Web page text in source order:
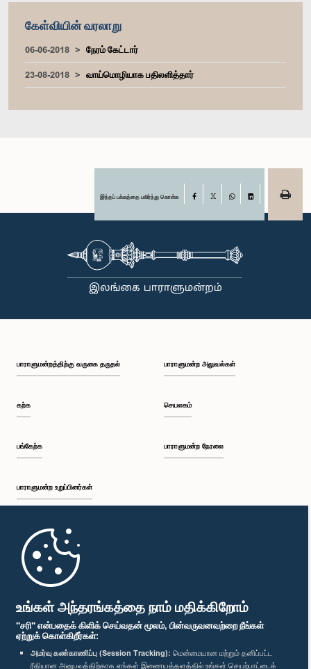
உங்கள் அந்தரங்கத்தை நாம் மதிக்கிறோம்
"சரி" என்பதைக் கிளிக் செய்வதன் மூலம், பின்வருவனவற்றை நீங்கள்
ஏற்றுக் கொள்கிறீர்கள்:
அமர்வு கண்காணிப்பு (Session Tracking): மென்மையான மற்றும் தனிப்பட்ட
ரீதியான அனுபவத்திற்காக எங்கள் இணையத்தளத்தில் உங்கள் செயற்பாட்டைக்
கேள்வியின் வரலாறு
06-06-2018
நேரம் கேட்டார்
23-08-2018
வாய்மொழியாக பதிலளித்தார்
இந்தப் பக்கத்தை பகிர்ந்து கொள்க Facebook
பாராளுமன்றத்திற்கு வருகை தருதல்
கற்க
பங்கேற்க
பாராளுமன்ற உறுப்பினர்கள்
முதற்பக்கம்
பாராளுமன்ற அலுவல்கள்
செயலகம்
பாராளுமன்ற நேரலை
பாராளுமன்ற கையடக்க செயலி
எம்மை பின்தொடர்க :